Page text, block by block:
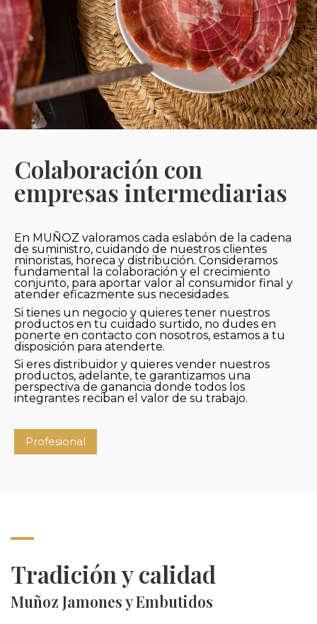
Colaboración con
empresas intermediarias
En MUÑOZ valoramos cada eslabón de la cadena
de suministro, cuidando de nuestros clientes
minoristas, horeca y distribución. Consideramos
fundamental la colaboración y el crecimiento
conjunto, para aportar valor al consumidor final y
atender eficazmente sus necesidades.
Si tienes un negocio y quieres tener nuestros
productos en tu cuidado surtido, no dudes en
ponerte en contacto con nosotros, estamos a tu
disposición para atenderte.
Si eres distribuidor y quieres vender nuestros
productos, adelante, te garantizamos una
perspectiva de ganancia donde todos los
integrantes reciban el valor de su trabajo.
Profesional
Tradición y calidad
Muñoz Jamones y Embutidos